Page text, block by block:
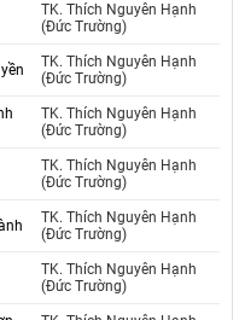
TK. Thích Nguyên Hạnh
(Đức Trường)
TK. Thích Nguyên Hạnh
(Đức Trường)
TK. Thích Nguyên Hạnh
(Đức Trường)
TK. Thích Nguyên Hạnh
(Đức Trường)
TK. Thích Nguyên Hạnh
(Đức Trường)
TK. Thích Nguyên Hạnh
(Đức Trường)